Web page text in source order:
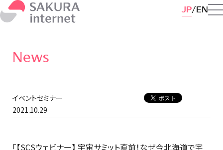
JP EN
News
イベントセミナー
2021.10.29
「【SCSウェビナー】 宇宙サミット直前！なぜ今北海道で宇